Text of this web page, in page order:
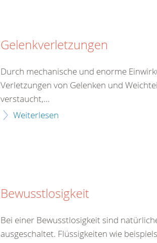
Gelenkverletzungen
Durch mechanische und enorme
Verletzungen von Gelenken und
verstaucht,...
Weiterlesen
Bewusstlosigkeit
Bei einer Bewusstlosigkeit sind
ausgeschaltet. Flüssigkeiten wie